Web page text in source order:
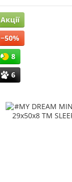
Акції
−50%
8
6